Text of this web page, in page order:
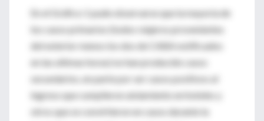
En el Gráfico 1 pude observarse que la mayoría de
los casos primarios (todos viajeros provenientes
del exterior menos los dos de CABA notificados
en las ultimas horas) no han producido casos
secundarios, en parte por ser casos positivos al
ingreso que cumplieron aislamiento en hoteles y
otros que se convirtieron en casos durante la